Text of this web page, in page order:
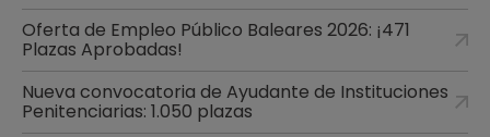
Oferta de Empleo Público Baleares 2026: ¡471
Plazas Aprobadas!
Nueva convocatoria de Ayudante de Instituciones
Penitenciarias: 1.050 plazas